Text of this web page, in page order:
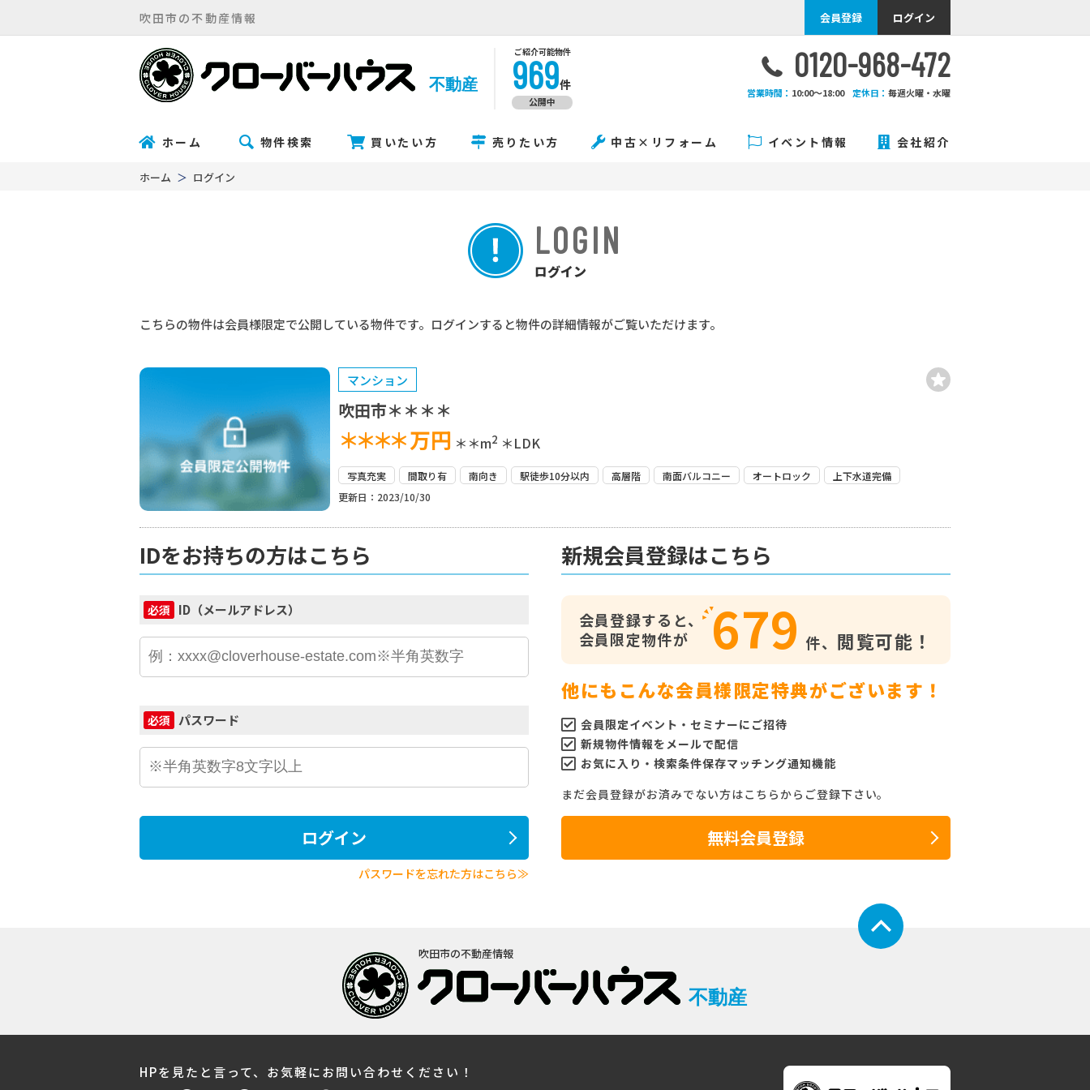
吹田市の不動産情報 会員登録 ログイン
不動産
ご紹介可能物件
969件
公開中
0120-968-472
営業時間： 10:00〜18:00 定休日： 毎週火曜・水曜
ホーム 物件検索 買いたい方 売りたい方 中古×リフォーム イベント情報 会社紹介
ホーム ログイン
LOGIN
ログイン
こちらの物件は会員様限定で公開している物件です。ログインすると物件の詳細情報がご覧いただけます。
マンション
吹田市＊＊＊＊
＊＊＊＊万円 ＊＊m2 ＊LDK
写真充実 間取り有 南向き 駅徒歩10分以内 高層階 南面バルコニー オートロック
上下水道完備
更新日：2023/10/30
IDをお持ちの方はこちら
必須 ID（メールアドレス）
必須 パスワード
ログイン
パスワードを忘れた方はこちら≫
新規会員登録はこちら
会員登録すると、
会員限定物件が
679 件、 閲覧可能！
他にもこんな会員様限定特典がございます！
会員限定イベント・セミナーにご招待
新規物件情報をメールで配信
お気に入り・検索条件保存マッチング通知機能
まだ会員登録がお済みでない方はこちらからご登録下さい。
無料会員登録
吹田市の不動産情報
不動産
HPを見たと言って、お気軽にお問い合わせください！